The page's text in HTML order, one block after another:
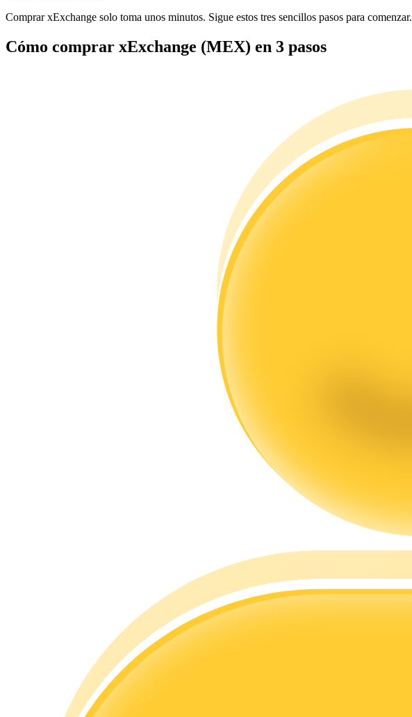
Copiar Trading
Únete a los mejores traders
Disfruta del reparto de beneficios y comisiones de copy trading
Análisis de big data que incluye información comercial, etc.
Estrategias comerciales
Aprenda cómo mantenerse rentable
Comprar xExchange solo toma unos minutos. Sigue estos tres sencillos pasos para comenzar.
Cómo comprar xExchange (MEX) en 3 pasos